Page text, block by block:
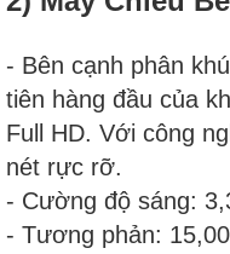
- Bên cạnh phân
tiên hàng đầu của
Full HD. Với công
nét rực rỡ.
- Cường độ sáng:
- Tương phản: